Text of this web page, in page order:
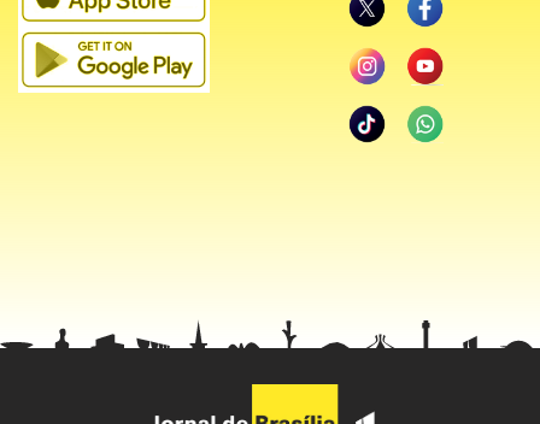
um Celta preto, por dois homens que se aproximaram em
um Astra preto e fugiram. De acordo com testemunhas, a
filha da vítima ouviu os disparos e ainda tentou se
aproximar do pai, mas foi contida por funcionários da
morava em Aracaju, onde trabalhava para Departamento
Maceió nos finais de semana para visitar os filhos.